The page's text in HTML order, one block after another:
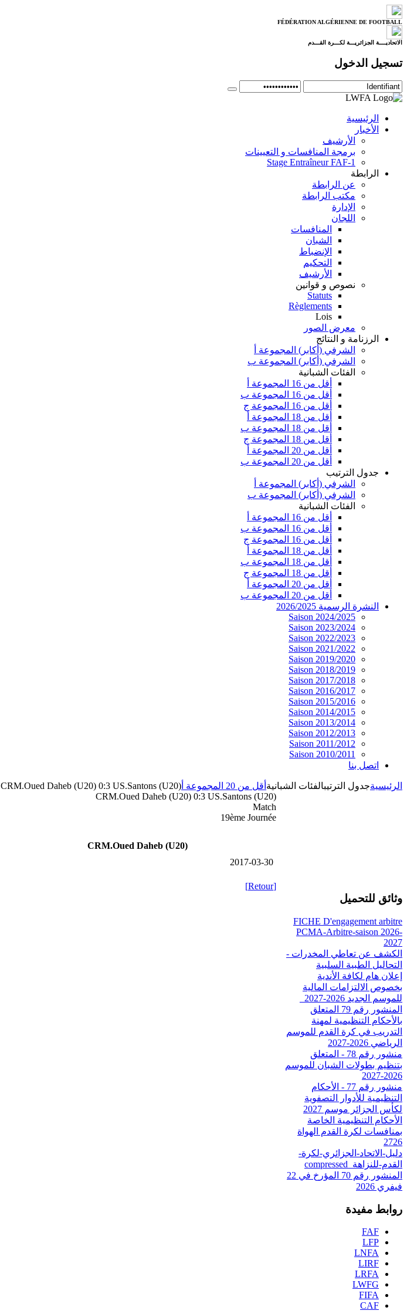
FÉDÉRATION ALGÉRIENNE DE FOOTBALL
الاتحاديــــة الجزائريـــة لكـــرة القـــدم
تسجيل الدخول
الرئيسية
الأخبار
الأرشيف
برمجة المنافسات و التعيينات
Stage Entraîneur FAF-1
الرابطة
عن الرابطة
مكتب الرابطة
الإدارة
اللجان
المنافسات
الشبان
الإنضباط
التحكيم
الأرشيف
نصوص و قوانين
Statuts
Règlements
Lois
معرض الصور
الرزنامة و النتائج
الشرفي (أكابر) المجموعة أ
الشرفي (أكابر) المجموعة ب
الفئات الشبانية
أقل من 16 المجموعة أ
أقل من 16 المجموعة ب
أقل من 16 المجموعة ج
أقل من 18 المجموعة أ
أقل من 18 المجموعة ب
أقل من 18 المجموعة ج
أقل من 20 المجموعة أ
أقل من 20 المجموعة ب
جدول الترتيب
الشرفي (أكابر) المجموعة أ
الشرفي (أكابر) المجموعة ب
الفئات الشبانية
أقل من 16 المجموعة أ
أقل من 16 المجموعة ب
أقل من 16 المجموعة ج
أقل من 18 المجموعة أ
أقل من 18 المجموعة ب
أقل من 18 المجموعة ج
أقل من 20 المجموعة أ
أقل من 20 المجموعة ب
النشرة الرسمية 2026/2025
Saison 2024/2025
Saison 2023/2024
Saison 2022/2023
Saison 2021/2022
Saison 2019/2020
Saison 2018/2019
Saison 2017/2018
Saison 2016/2017
Saison 2015/2016
Saison 2014/2015
Saison 2013/2014
Saison 2012/2013
Saison 2011/2012
Saison 2010/2011
اتصل بنا
الرئيسيةجدول الترتيبالفئات الشبانية أقل من 20 المجموعة أ
CRM.Oued Daheb (U20) 0:3 US.Santons (U20)
CRM.Oued Daheb (U20) 0:3 US.Santons (U20)
Match
19ème Journée
CRM.Oued Daheb (U20)
2017-03-30
[Retour]
وثائق للتحميل
FICHE D'engagement arbitre
PCMA-Arbitre-saison 2026-
2027
الكشف عن تعاطي المخدرات -
التحاليل الطبية السلبية
إعلان هام لكافة الأندية
بخصوص الالتزامات المالية
للموسم الجديد 2026-2027_
المنشور رقم 79 المتعلق
بالأحكام التنظيمية لمهنة
التدريب في كرة القدم للموسم
الرياضي 2026-2027
منشور رقم 78 - المتعلق
بتنظيم بطولات الشبان للموسم
2026-2027
منشور رقم 77 - الأحكام
التنظيمية للأدوار التصفوية
لكأس الجزائر موسم 2027
الأحكام التنظيمية الخاصة
بمنافسات لكرة القدم الهواة
2726
دليل-الاتحاد-الجزائري-لكرة-
القدم-للنزاهة_compressed
المنشور رقم 70 المؤرخ في 22
فيفري 2026
روابط مفيدة
FAF
LFP
LNFA
LIRF
LRFA
LWFG
FIFA
CAF